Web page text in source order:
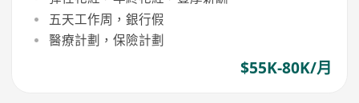
五天工作周，銀行假
醫療計劃，保險計劃
$55K-80K/月